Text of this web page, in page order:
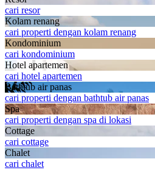
cari resor
Kolam renang
cari properti dengan kolam renang
Kondominium
cari kondominium
Hotel apartemen
cari hotel apartemen
Bathtub air panas
cari properti dengan bathtub air panas
Spa
cari properti dengan spa di lokasi
Cottage
cari cottage
Chalet
cari chalet